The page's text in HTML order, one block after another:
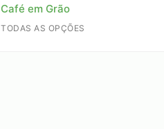
Café em Grão
TODAS AS OPÇÕES